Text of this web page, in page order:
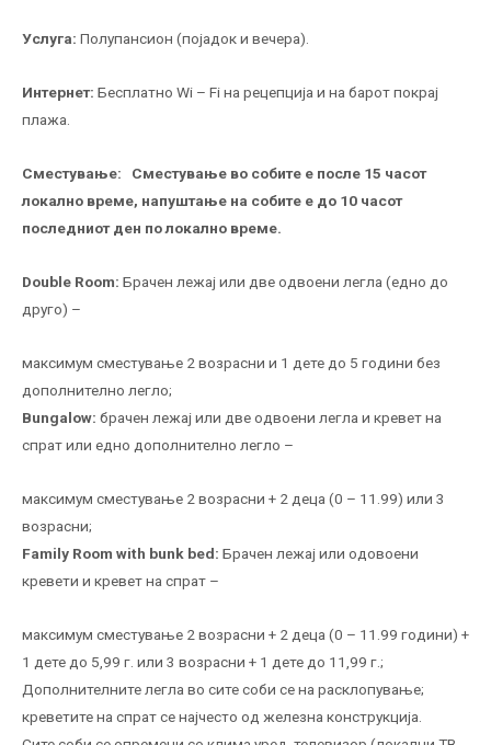
Услуга: Полупансион (појадок и вечера).
Интернет: Бесплатно Wi – Fi на рецепција и на барот покрај
плажа.
Сместување:
Сместување во собите е после 15 часот
локално време, напуштање на собите е до 10 часот
последниот ден по локално време.
Double Room: Брачен лежај или две одвоени легла (едно до
друго) –
максимум сместување 2 возрасни и 1 дете до 5 години без
дополнително легло;
Bungalow: брачен лежај или две одвоени легла и кревет на
спрат или едно дополнително легло –
максимум сместување 2 возрасни + 2 деца (0 – 11.99) или 3
возрасни;
Family Room with bunk bed: Брачен лежај или одовоени
кревети и кревет на спрат –
максимум сместување 2 возрасни + 2 деца (0 – 11.99 години) +
1 дете до 5,99 г. или 3 возрасни + 1 дете до 11,99 г.;
Дополнителните легла во сите соби се на расклопување;
креветите на спрат се најчесто од железна конструкција.